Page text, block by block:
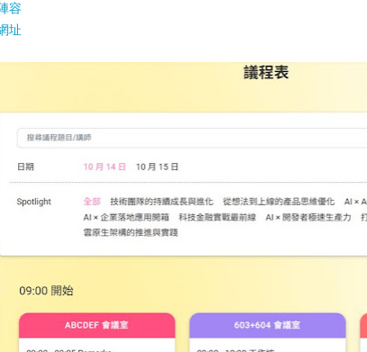
容
址